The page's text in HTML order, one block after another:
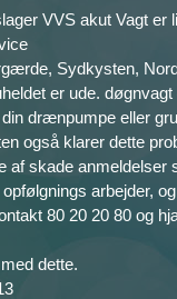
VVS akut Vagt er
Sydkysten,
er ude. døgnvagt
drænpumpe eller
også klarer dette
af skade anmeldelser
arbejder,
80 20 20 80 og
dette.